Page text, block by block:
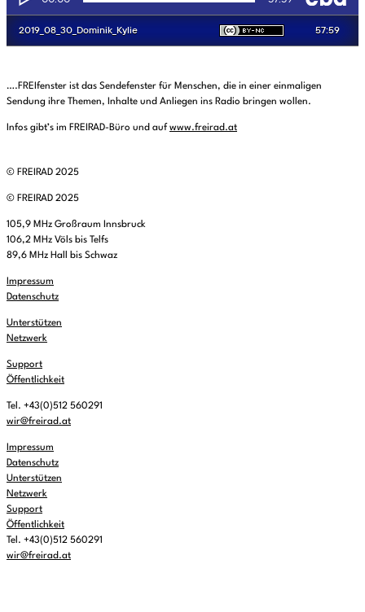
….FREIfenster ist das Sendefenster für Menschen, die in einer einmaligen
Sendung ihre Themen, Inhalte und Anliegen ins Radio bringen wollen.
Infos gibt’s im FREIRAD-Büro und auf www.freirad.at
© FREIRAD 2025
© FREIRAD 2025
105,9 MHz Großraum Innsbruck
106,2 MHz Völs bis Telfs
89,6 MHz Hall bis Schwaz
Impressum
Datenschutz
Unterstützen
Netzwerk
Support
Öffentlichkeit
Tel. +43(0)512 560291
wir@freirad.at
Impressum
Datenschutz
Unterstützen
Netzwerk
Support
Öffentlichkeit
Tel. +43(0)512 560291
wir@freirad.at